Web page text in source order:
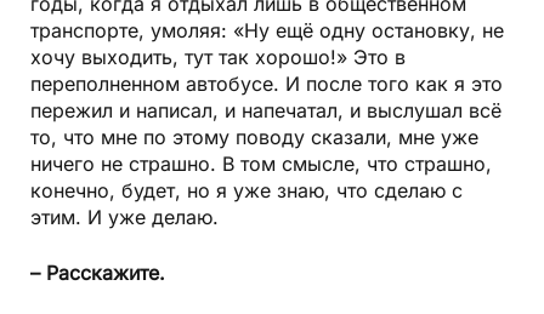
транспорте, умоляя: «Ну ещё одну остановку, не
хочу выходить, тут так хорошо!» Это в
переполненном автобусе. И после того как я это
пережил и написал, и напечатал, и выслушал всё
то, что мне по этому поводу сказали, мне уже
ничего не страшно. В том смысле, что страшно,
конечно, будет, но я уже знаю, что сделаю с
этим. И уже делаю.
– Расскажите.